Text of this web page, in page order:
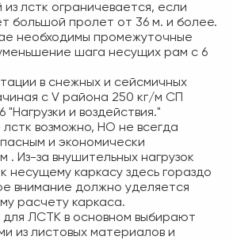
из лстк ограничевается, если
большой пролет от 36 м. и более.
необходимы промежуточные
шага несущих рам с 6
в снежных и сейсмичных
с V района 250 кг/м СП
"Нагрузки и воздействия."
возможно, НО не всегда
и экономически
. Из-за внушительных нагрузок
несущему каркасу здесь гораздо
внимание должно уделяется
расчету каркаса.
для ЛСТК в основном выбирают
из листовых материалов и